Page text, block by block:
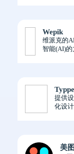
Wepik
维派克的
智能(AI)
提供
化设计
美